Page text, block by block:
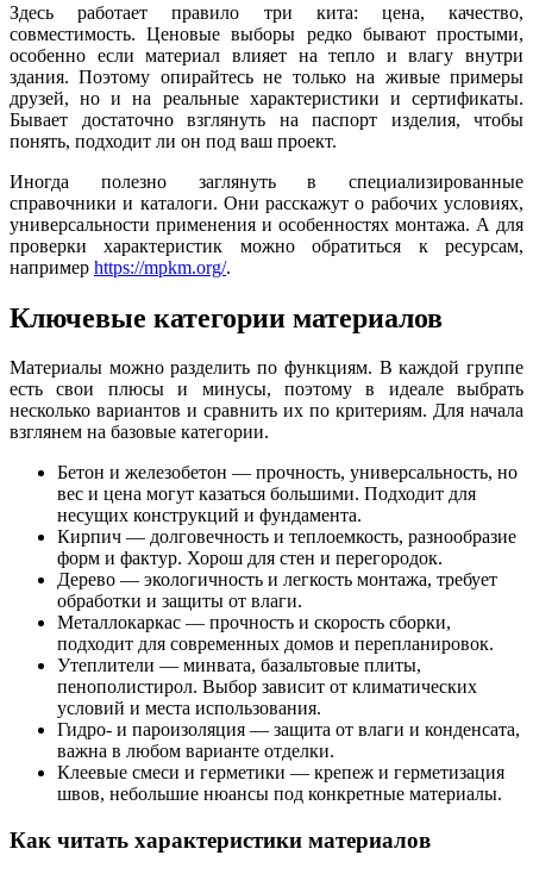
Здесь работает правило три китa: цена, качество,
совместимость. Ценовые выборы редко бывают простыми,
особенно если материал влияет на тепло и влагу внутри
здания. Поэтому опирайтесь не только на живые примеры
друзей, но и на реальные характеристики и сертификаты.
Бывает достаточно взглянуть на паспорт изделия, чтобы
понять, подходит ли он под ваш проект.
Иногда полезно заглянуть в специализированные
справочники и каталоги. Они расскажут о рабочих условиях,
универсальности применения и особенностях монтажа. А для
проверки характеристик можно обратиться к ресурсам,
например https://mpkm.org/.
Ключевые категории материалов
Материалы можно разделить по функциям. В каждой группе
есть свои плюсы и минусы, поэтому в идеале выбрать
несколько вариантов и сравнить их по критериям. Для начала
взглянем на базовые категории.
Бетон и железобетон — прочность, универсальность, но
вес и цена могут казаться большими. Подходит для
несущих конструкций и фундамента.
Кирпич — долговечность и теплоемкость, разнообразие
форм и фактур. Хорош для стен и перегородок.
Дерево — экологичность и легкость монтажа, требует
обработки и защиты от влаги.
Металлокаркас — прочность и скорость сборки,
подходит для современных домов и перепланировок.
Утеплители — минвата, базальтовые плиты,
пенополистирол. Выбор зависит от климатических
условий и места использования.
Гидро- и пароизоляция — защита от влаги и конденсата,
важна в любом варианте отделки.
Клеевые смеси и герметики — крепеж и герметизация
швов, небольшие нюансы под конкретные материалы.
Как читать характеристики материалов